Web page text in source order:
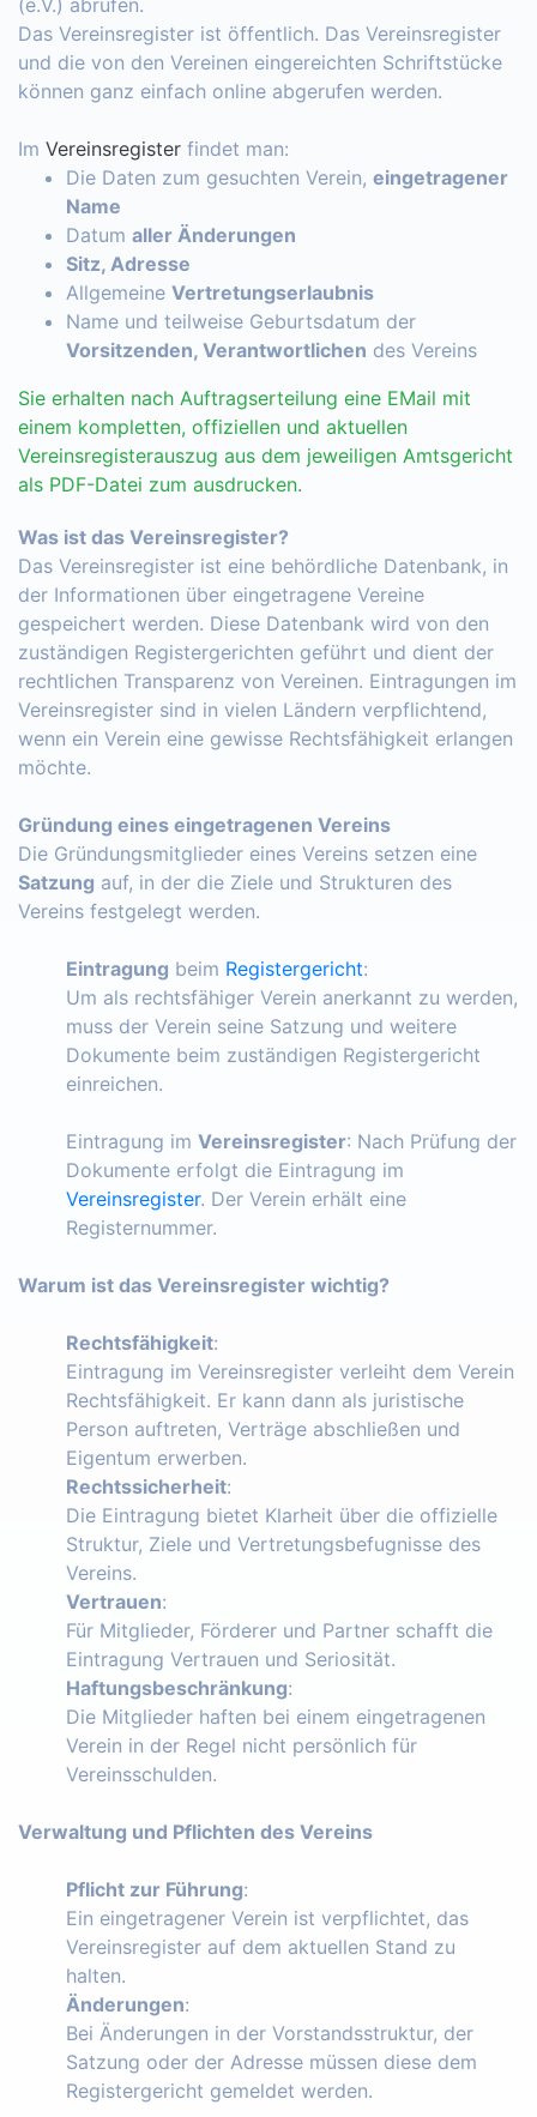
Das Vereinsregister ist öffentlich. Das Vereinsregister
und die von den Vereinen eingereichten Schriftstücke
können ganz einfach online abgerufen werden.
Im Vereinsregister findet man:
Die Daten zum gesuchten Verein, eingetragener
Name
Datum aller Änderungen
Sitz, Adresse
Allgemeine Vertretungserlaubnis
Name und teilweise Geburtsdatum der
Vorsitzenden, Verantwortlichen des Vereins
Sie erhalten nach Auftragserteilung eine EMail mit
einem kompletten, offiziellen und aktuellen
Vereinsregisterauszug aus dem jeweiligen Amtsgericht
als PDF-Datei zum ausdrucken.
Was ist das Vereinsregister?
Das Vereinsregister ist eine behördliche Datenbank, in
der Informationen über eingetragene Vereine
gespeichert werden. Diese Datenbank wird von den
zuständigen Registergerichten geführt und dient der
rechtlichen Transparenz von Vereinen. Eintragungen im
Vereinsregister sind in vielen Ländern verpflichtend,
wenn ein Verein eine gewisse Rechtsfähigkeit erlangen
möchte.
Gründung eines eingetragenen Vereins
Die Gründungsmitglieder eines Vereins setzen eine
Satzung auf, in der die Ziele und Strukturen des
Vereins festgelegt werden.
Eintragung beim Registergericht:
Um als rechtsfähiger Verein anerkannt zu werden,
muss der Verein seine Satzung und weitere
Dokumente beim zuständigen Registergericht
einreichen.
Eintragung im Vereinsregister: Nach Prüfung der
Dokumente erfolgt die Eintragung im
Vereinsregister. Der Verein erhält eine
Registernummer.
Warum ist das Vereinsregister wichtig?
Rechtsfähigkeit:
Eintragung im Vereinsregister verleiht dem Verein
Rechtsfähigkeit. Er kann dann als juristische
Person auftreten, Verträge abschließen und
Eigentum erwerben.
Rechtssicherheit:
Die Eintragung bietet Klarheit über die offizielle
Struktur, Ziele und Vertretungsbefugnisse des
Vereins.
Vertrauen:
Für Mitglieder, Förderer und Partner schafft die
Eintragung Vertrauen und Seriosität.
Haftungsbeschränkung:
Die Mitglieder haften bei einem eingetragenen
Verein in der Regel nicht persönlich für
Vereinsschulden.
Verwaltung und Pflichten des Vereins
Pflicht zur Führung:
Ein eingetragener Verein ist verpflichtet, das
Vereinsregister auf dem aktuellen Stand zu
halten.
Änderungen:
Bei Änderungen in der Vorstandsstruktur, der
Satzung oder der Adresse müssen diese dem
Registergericht gemeldet werden.